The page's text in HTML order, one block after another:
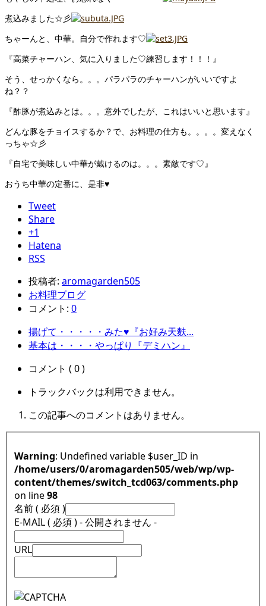
煮込みました☆彡
ちゃーんと、中華。自分で作れます♡
『高菜チャーハン、気に入りました♡練習します！！！』
そう、せっかくなら。。。パラパラのチャーハンがいいですよ
ね？？
『酢豚が煮込みとは。。。意外でしたが、これはいいと思います』
どんな豚をチョイスするか？で、お料理の仕方も。。。。変えなく
っちゃ☆彡
『自宅で美味しい中華が戴けるのは。。。素敵です♡』
おうち中華の定番に、是非♥
Tweet
Share
+1
Hatena
RSS
投稿者: aromagarden505
お料理ブログ
コメント: 0
揚げて・・・・・みた♥『お好み天麩...
基本は・・・・やっぱり『デミハン』
コメント ( 0 )
トラックバックは利用できません。
この記事へのコメントはありません。
Warning : Undefined variable $user_ID in
/home/users/0/aromagarden505/web/wp/wp-
content/themes/switch_tcd063/comments.php
on line98
名前 ( 必須 )
E-MAIL ( 必須 ) - 公開されません -
URL